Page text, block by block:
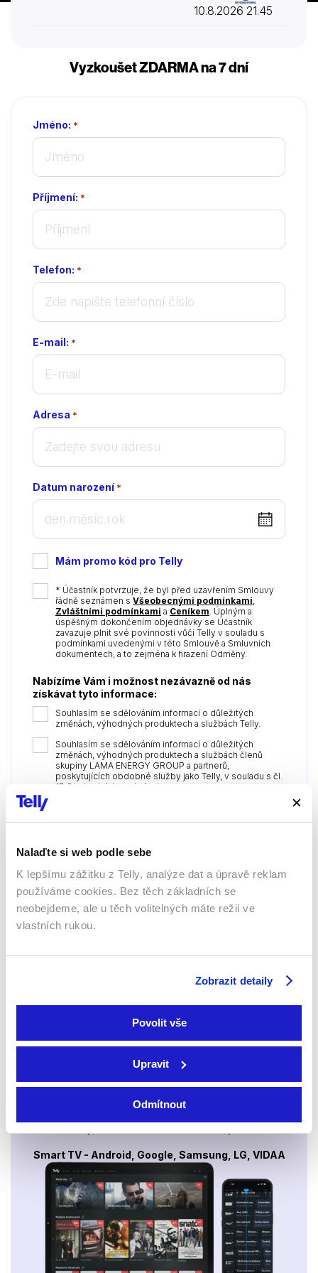
Nalaďte si web podle sebe
K lepšímu zážitku z Telly, analýze dat a úpravě reklam
používáme cookies. Bez těch základních se
neobejdeme, ale u těch volitelných máte režii ve
vlastních rukou.
Zobrazit detaily
Povolit vše
Upravit
Odmítnout
10.8.2026 21.45
Vyzkoušet ZDARMA na 7 dní
Jméno: *
Příjmení: *
Telefon: *
E-mail: *
Adresa *
Datum narození *
DD
dot
MM
dot
YYYY
Mám promo kód pro Telly
* Účastník potvrzuje, že byl před uzavřením Smlouvy
řádně seznámen s Všeobecnými podmínkami,
Zvláštními podmínkami a Ceníkem. Úplným a
úspěšným dokončením objednávky se Účastník
zavazuje plnit své povinnosti vůči Telly v souladu s
podmínkami uvedenými v této Smlouvě a Smluvních
dokumentech, a to zejména k hrazení Odměny.
Nabízíme Vám i možnost nezávazně od nás
získávat tyto informace:
Souhlasím se sdělováním informací o důležitých
změnách, výhodných produktech a službách Telly.
Souhlasím se sdělováním informací o důležitých
změnách, výhodných produktech a službách členů
skupiny LAMA ENERGY GROUP a partnerů,
poskytujících obdobné služby jako Telly, v souladu s čl.
17 Obchodních podmínek.
Objednat a autorizovat platbu
Sledujte kdekoliv až na 6 zařízeních
po celé EU, a to až na 6 zařízeních.
Smart TV - Android, Google, Samsung, LG, VIDAA